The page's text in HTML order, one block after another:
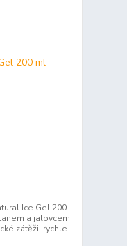
Ice Gel 200
a jalovcem.
zátěži, rychle